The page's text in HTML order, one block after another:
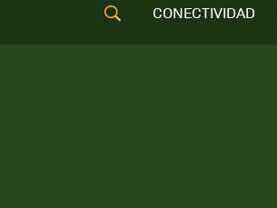
CONECTIVIDAD